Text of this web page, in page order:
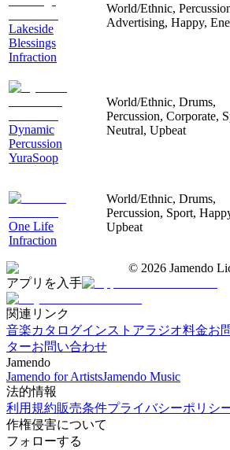
Lakeside
Blessings
Infraction
World/Ethnic,
Advertising, Happy,
Dynamic
Percussion
YuraSoop
World/Ethnic, Drums,
Percussion, Corporate,
Neutral, Upbeat
One Life
Infraction
World/Ethnic, Drums,
Percussion, Sport,
Upbeat
© 2026 Jamendo
アプリを入手
関連リンク
音楽カタログインストアラジオ料金お
ターお問い合わせ
Jamendo
Jamendo for ArtistsJamendo Music
法的情報
利用規約販売条件プライバシーポリシ
作権侵害について
フォローする